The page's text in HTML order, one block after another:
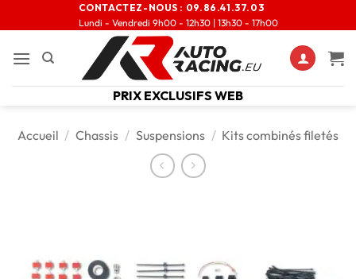
CONTACTEZ-NOUS : 09.86.41.37.03
Lundi - Vendredi 9h00 - 12h30 | 13h30 - 17h00
PRIX EXCLUSIFS WEB
Accueil / Chassis / Suspensions / Kits combinés filetés